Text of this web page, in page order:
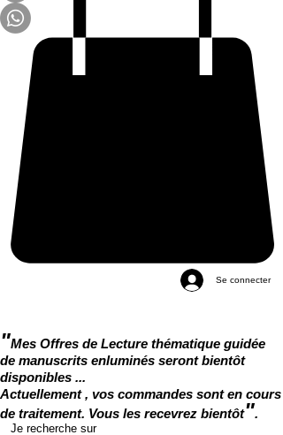
Se connecter
"Mes Offres de Lecture thématique guidée
de manuscrits enluminés seront bientôt
disponibles ...
Actuellement , vos commandes sont en cours
de traitement. Vous les recevrez bientôt".
Je recherche sur